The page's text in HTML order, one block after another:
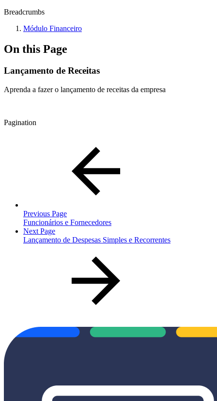
Breadcrumbs
Módulo Financeiro
On this Page
Lançamento de Receitas
Aprenda a fazer o lançamento de receitas da empresa
Pagination
Previous Page
Funcionários e Fornecedores
Next Page
Lançamento de Despesas Simples e Recorrentes